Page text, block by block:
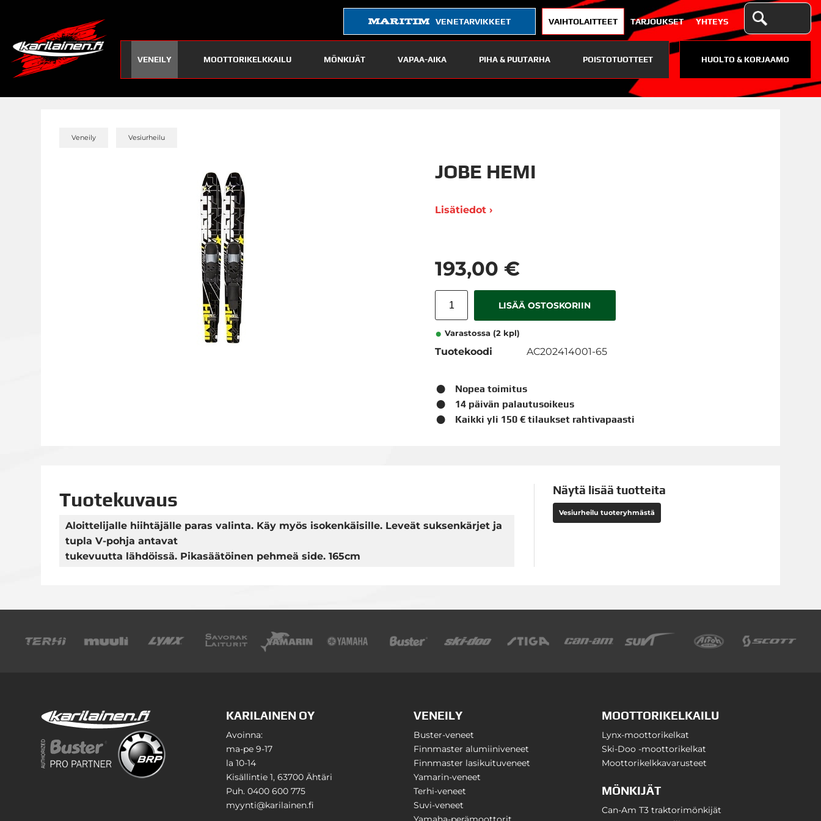
VENETARVIKKEET VAIHTOLAITTEET TARJOUKSET YHTEYS
VENEILY MOOTTORIKELKKAILU MÖNKIJÄT VAPAA-AIKA PIHA & PUUTARHA POISTOTUOTTEET HUOLTO & KORJAAMO
Veneily Vesiurheilu
JOBE HEMI
Lisätiedot ›
193,00 €
LISÄÄ OSTOSKORIIN
Varastossa (2 kpl)
Tuotekoodi AC202414001-65
Nopea toimitus
14 päivän palautusoikeus
Kaikki yli 150 € tilaukset rahtivapaasti
Tuotekuvaus
Aloittelijalle hiihtäjälle paras valinta. Käy myös isokenkäisille. Leveät suksenkärjet ja
tupla V-pohja antavat
tukevuutta lähdöissä. Pikasäätöinen pehmeä side. 165cm
Näytä lisää tuotteita
Vesiurheilu tuoteryhmästä
KARILAINEN OY
Avoinna:
ma-pe 9-17
la 10-14
Kisällintie 1, 63700 Ähtäri
Puh. 0400 600 775
myynti@karilainen.fi
VENEILY
Buster-veneet
Finnmaster alumiiniveneet
Finnmaster lasikuituveneet
Yamarin-veneet
Terhi-veneet
Suvi-veneet
MOOTTORIKELKAILU
Lynx-moottorikelkat
Ski-Doo -moottorikelkat
Moottorikelkkavarusteet
MÖNKIJÄT
Can-Am T3 traktorimönkijät